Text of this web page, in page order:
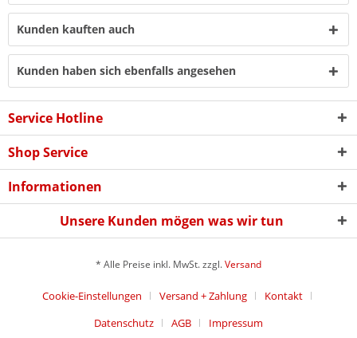
Kunden kauften auch
Kunden haben sich ebenfalls angesehen
Service Hotline
Shop Service
Informationen
Unsere Kunden mögen was wir tun
* Alle Preise inkl. MwSt. zzgl.Versand
Cookie-Einstellungen Versand + Zahlung
Kontakt
Datenschutz
AGB
Impressum